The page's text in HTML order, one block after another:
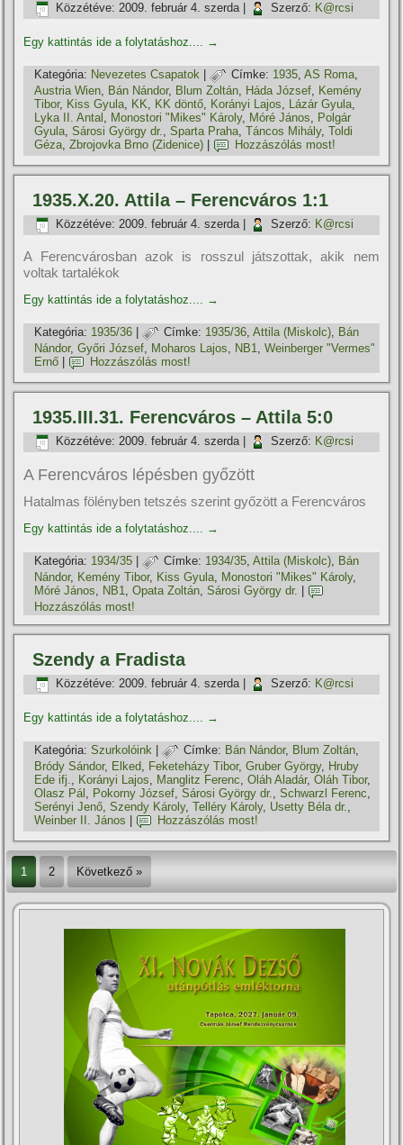
Közzétéve: 2009. február 4. szerda| Szerző: K@rcsi
Egy kattintás ide a folytatáshoz.... →
Kategória: Nevezetes Csapatok | Címke: 1935,AS Roma,
Austria Wien Bán Nándor, Blum Zoltán Háda József Kemény
Tibor, Kiss Gyula KK KK döntő Korányi Lajos Lázár Gyula
Lyka II. Antal
Monostori "Mikes" Károly, Móré János
Polgár
Gyula ,Sárosi György dr. ,Sparta Praha ,Táncos Mihály,Toldi
Géza,Zbrojovka Brno (Zidenice) Hozzászólás most!
1935.X.20. Attila – Ferencváros 1:1
Közzétéve: 2009. február 4. szerda| Szerző: K@rcsi
A Ferencvárosban azok is rosszul játszottak, akik nem
voltak tartalékok
Egy kattintás ide a folytatáshoz.... →
Kategória: 1935/36 | Címke: 1935/36,Attila (Miskolc), Bán
Nándor,Győri József Moharos Lajos NB1 ,Weinberger "Vermes"
Ernő
Hozzászólás most!
1935.III.31. Ferencváros – Attila 5:0
Közzétéve: 2009. február 4. szerda| Szerző: K@rcsi
A Ferencváros lépésben győzött
Hatalmas fölényben tetszés szerint győzött a Ferencváros
Egy kattintás ide a folytatáshoz.... →
Kategória: 1934/35 | Címke: 1934/35,Attila (Miskolc), Bán
Nándor, Kemény Tibor, Kiss Gyula Monostori "Mikes" Károly,
Móré János, NB1,Opata Zoltán,Sárosi György dr.
Hozzászólás most!
Szendy a Fradista
Közzétéve: 2009. február 4. szerda| Szerző: K@rcsi
Egy kattintás ide a folytatáshoz.... →
Kategória: Szurkolóink | Címke: Bán Nándor, Blum Zoltán,
Bródy Sándor, Elked Feketeházy Tibor,Gruber György, Hruby
Ede ifj.
Korányi Lajos Manglitz Ferenc ,Oláh Aladár,Oláh Tibor,
Olasz Pál
Pokorny József ,Sárosi György dr. ,Schwarzl Ferenc
Serényi Jenő ,Szendy Károly,Telléry Károly, Usetty Béla dr.
Weinber II. János
Hozzászólás most!
1 2 Következő »